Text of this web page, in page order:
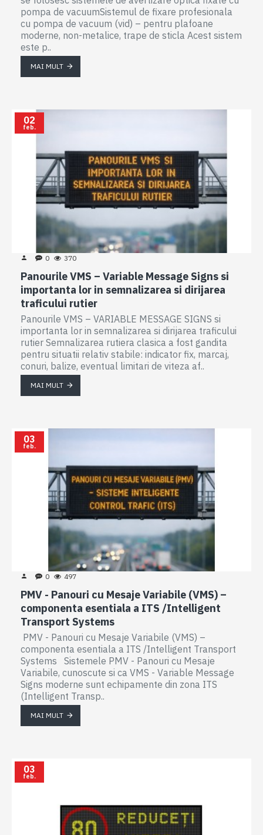
pompa de vacuumSistemul de fixare profesionala
cu pompa de vacuum (vid) – pentru plafoane
moderne, non-metalice, trape de sticla Acest sistem
este p..
MAI MULT
02
feb.
0 370
Panourile VMS – Variable Message Signs si
importanta lor in semnalizarea si dirijarea
traficului rutier
Panourile VMS – VARIABLE MESSAGE SIGNS si
importanta lor in semnalizarea si dirijarea traficului
rutier Semnalizarea rutiera clasica a fost gandita
pentru situatii relativ stabile: indicator fix, marcaj,
conuri, balize, eventual limitari de viteza af..
MAI MULT
03
feb.
0 497
PMV - Panouri cu Mesaje Variabile (VMS) –
componenta esentiala a ITS /Intelligent
Transport Systems
PMV - Panouri cu Mesaje Variabile (VMS) –
componenta esentiala a ITS /Intelligent Transport
Systems Sistemele PMV - Panouri cu Mesaje
Variabile, cunoscute si ca VMS - Variable Message
Signs moderne sunt echipamente din zona ITS
(Intelligent Transp..
MAI MULT
03
feb.